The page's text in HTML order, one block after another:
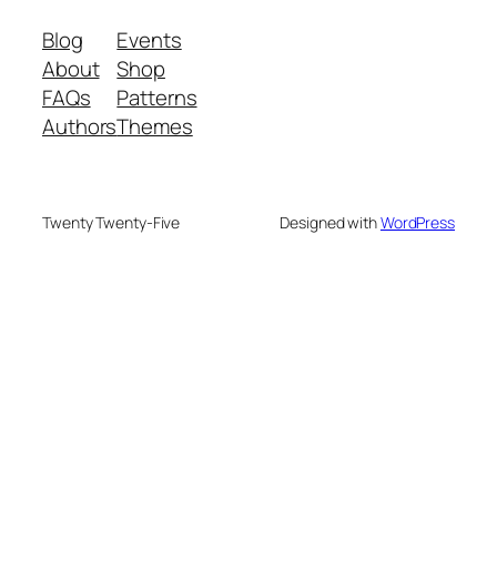
Blog
About
FAQs
Authors
Events
Shop
Patterns
Themes
Twenty Twenty-Five Designed withWordPress